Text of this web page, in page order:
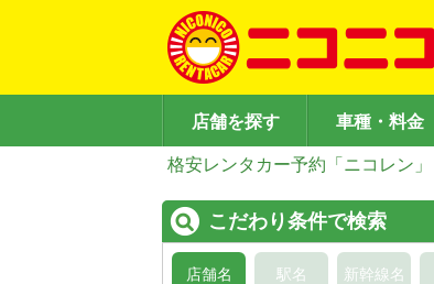
店舗を探す 車種・料金
格安レンタカー予約「ニコレン」
こだわり条件で検索
店舗名 駅名 新幹線名